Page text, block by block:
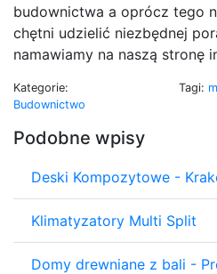
budownictwa a oprócz tego
chętni udzielić niezbędnej
namawiamy na naszą stronę
Kategorie:
Budownictwo
Tagi:
Podobne wpisy
Deski Kompozytowe -
Klimatyzatory Multi Split
Domy drewniane z bali -